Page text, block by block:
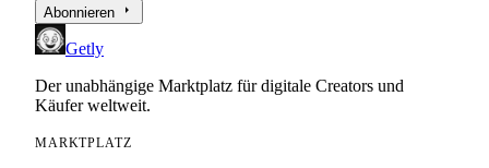
Abonnieren arrow_right
Getly
Der unabhängige Marktplatz für digitale Creators und
Käufer weltweit.
MARKTPLATZ